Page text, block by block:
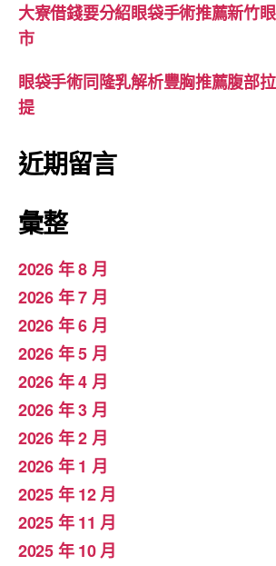
大寮借錢要分紹眼袋手術推薦新竹
市
眼袋手術同隆乳解析豐胸推薦腹部
提
近期留言
彙整
2026 年 8 月
2026 年 7 月
2026 年 6 月
2026 年 5 月
2026 年 4 月
2026 年 3 月
2026 年 2 月
2026 年 1 月
2025 年 12 月
2025 年 11 月
2025 年 10 月